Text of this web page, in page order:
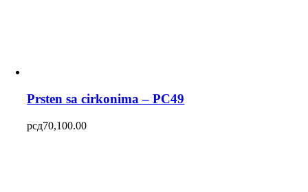
Prsten sa cirkonima – PC49
рсд70,100.00